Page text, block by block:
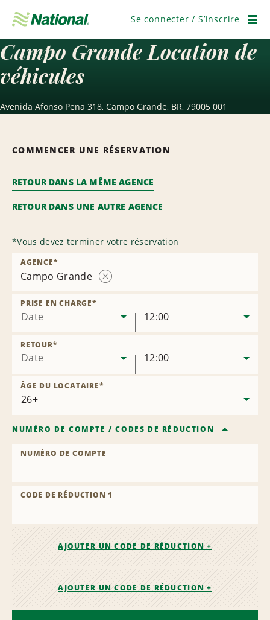
navigation
Se connecter / S’inscrire
Campo Grande Location de
véhicules
Avenida Afonso Pena 318, Campo Grande, BR, 79005 001
COMMENCER UNE RÉSERVATION
RETOUR DANS LA MÊME AGENCE
RETOUR DANS UNE AUTRE AGENCE
*Vous devez terminer votre réservation
Campo Grande
AGENCE*
Date
PRISE EN CHARGE*
12:00
Date
RETOUR*
12:00
ÂGE DU LOCATAIRE*
NUMÉRO DE COMPTE /CODES DE RÉDUCTION
NUMÉRO DE COMPTE
CODE DE RÉDUCTION 1
AJOUTER UN CODE DE RÉDUCTION +
AJOUTER UN CODE DE RÉDUCTION +